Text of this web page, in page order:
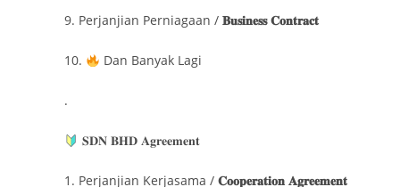
9. Perjanjian Perniagaan / 𝐁𝐮𝐬𝐢𝐧𝐞𝐬𝐬 𝐂𝐨𝐧𝐭𝐫𝐚𝐜𝐭
10. Dan Banyak Lagi
.
𝐒𝐃𝐍 𝐁𝐇𝐃 𝐀𝐠𝐫𝐞𝐞𝐦𝐞𝐧𝐭
1. Perjanjian Kerjasama / 𝐂𝐨𝐨𝐩𝐞𝐫𝐚𝐭𝐢𝐨𝐧 𝐀𝐠𝐫𝐞𝐞𝐦𝐞𝐧𝐭